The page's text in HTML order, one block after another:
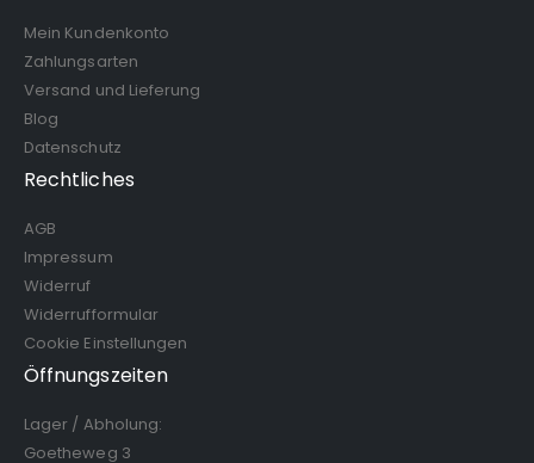
Mein Kundenkonto
Zahlungsarten
Versand und Lieferung
Blog
Datenschutz
Rechtliches
AGB
Impressum
Widerruf
Widerrufformular
Cookie Einstellungen
Öffnungszeiten
Lager / Abholung:
Goetheweg 3